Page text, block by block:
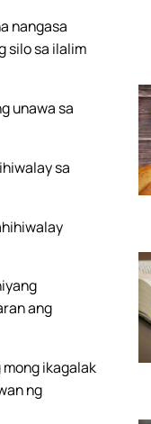
nangasa
silo sa ilalim
unawa sa
sa
ang
ikagalak
ng